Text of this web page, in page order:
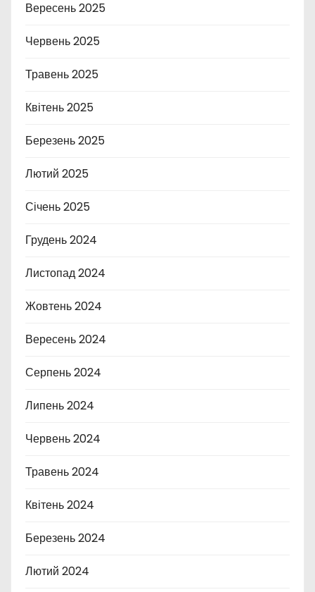
Вересень 2025
Червень 2025
Травень 2025
Квітень 2025
Березень 2025
Лютий 2025
Січень 2025
Грудень 2024
Листопад 2024
Жовтень 2024
Вересень 2024
Серпень 2024
Липень 2024
Червень 2024
Травень 2024
Квітень 2024
Березень 2024
Лютий 2024